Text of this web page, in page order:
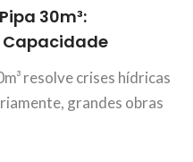
30m³:
resolve crises hídricas
grandes obras